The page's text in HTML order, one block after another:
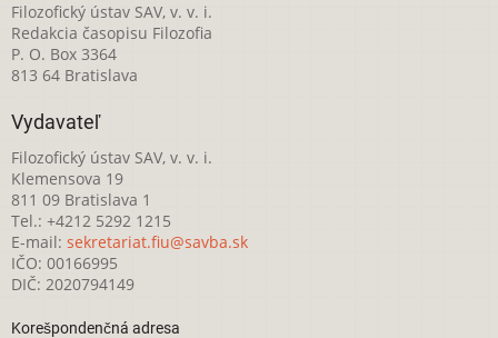
Filozofický ústav SAV, v. v. i.
Redakcia časopisu Filozofia
P. O. Box 3364
813 64 Bratislava
Vydavateľ
Filozofický ústav SAV, v. v. i.
Klemensova 19
811 09 Bratislava 1
Tel.: +4212 5292 1215
E-mail: sekretariat.fiu@savba.sk
IČO: 00166995
DIČ: 2020794149
Korešpondenčná adresa